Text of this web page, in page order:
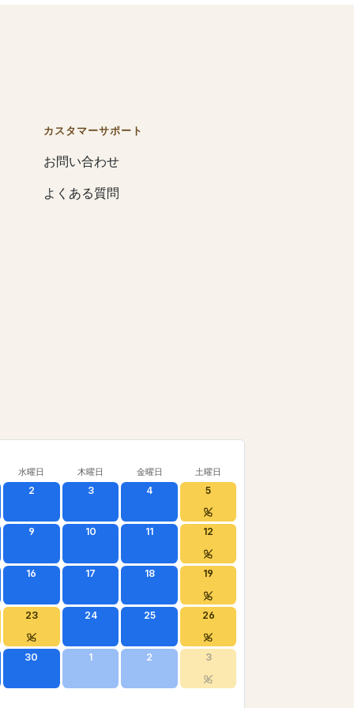
カスタマーサポート
お問い合わせ
よくある質問
水曜日 木曜日 金曜日 土曜日
2 3 4 5
9 10 11 12
16 17 18 19
23 24 25 26
30 1 2 3